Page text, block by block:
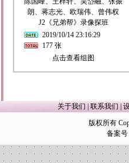
朗、蒋志光、欧瑞伟、曾伟权
J2《兄弟帮》录像探班
2019/10/14 23:16:29
177 张
点击查看组图
关于我们 联系我们
版权所有
备案号